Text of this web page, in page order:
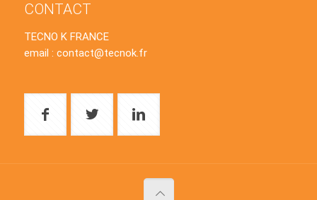
CONTACT
TECNO K FRANCE
email : contact@tecnok.fr